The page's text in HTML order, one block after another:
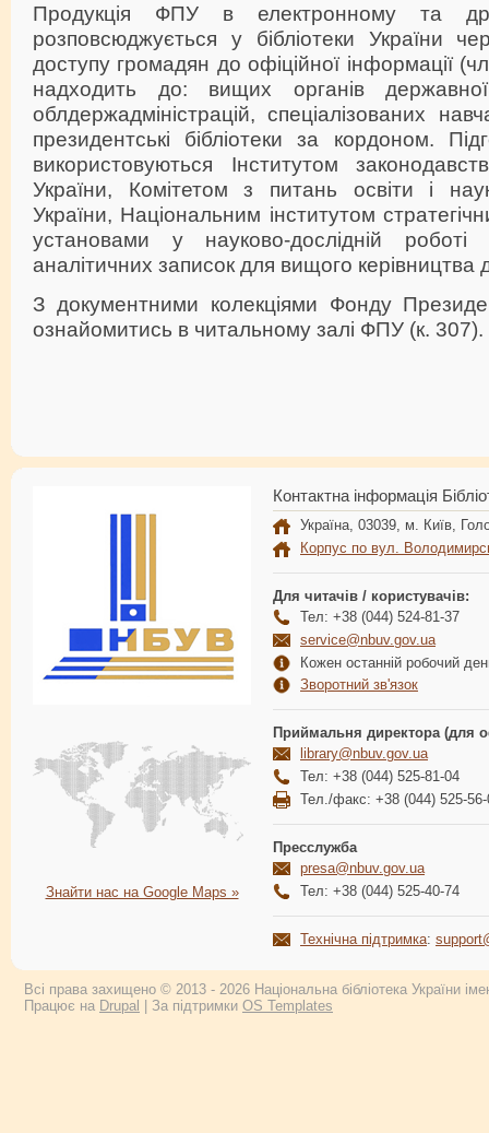
Продукція ФПУ в електронному та
розповсюджується у бібліотеки України
доступу громадян до офіційної інформації
надходить до: вищих органів
облдержадміністрацій, спеціалізованих
президентські бібліотеки за кордоном.
використовуються Інститутом
України, Комітетом з питань освіти і
України, Національним інститутом
установами у науково-дослідній роботі
аналітичних записок для вищого керівництва
З документними колекціями Фонду
ознайомитись в читальному залі ФПУ (к. 307).
Знайти нас на Google Maps »
Контактна інформація
Україна, 03039, м. Київ,
Корпус по вул.
Для читачів / користувачів:
Тел: +38 (044) 524-81-37
service@nbuv.gov.ua
Кожен останній робочий
Зворотний зв'язок
Приймальня директора (для
library@nbuv.gov.ua
Тел: +38 (044) 525-81-04
Тел./факс: +38 (044) 525-56-
Пресслужба
presa@nbuv.gov.ua
Тел: +38 (044) 525-40-74
Технічна підтримка:
Всі права захищено © 2013 - 2026 Національна бібліотека України
Працює на Drupal | За підтримки OS Templates